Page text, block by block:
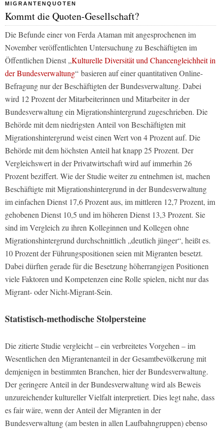
MIGRANTENQUOTEN
Kommt die Quoten-Gesellschaft?
Die Befunde einer von Ferda Ataman mit angesprochenen im
November veröffentlichten Untersuchung zu Beschäftigten im
Öffentlichen Dienst „Kulturelle Diversität und Chancengleichheit in
der Bundesverwaltung“ basieren auf einer quantitativen Online-
Befragung nur der Beschäftigten der Bundesverwaltung. Dabei
wird 12 Prozent der Mitarbeiterinnen und Mitarbeiter in der
Bundesverwaltung ein Migrationshintergrund zugeschrieben. Die
Behörde mit dem niedrigsten Anteil von Beschäftigten mit
Migrationshintergrund weist einen Wert von 4 Prozent auf. Die
Behörde mit dem höchsten Anteil hat knapp 25 Prozent. Der
Vergleichswert in der Privatwirtschaft wird auf immerhin 26
Prozent beziffert. Wie der Studie weiter zu entnehmen ist, machen
Beschäftigte mit Migrationshintergrund in der Bundesverwaltung
im einfachen Dienst 17,6 Prozent aus, im mittleren 12,7 Prozent, im
gehobenen Dienst 10,5 und im höheren Dienst 13,3 Prozent. Sie
sind im Vergleich zu ihren Kolleginnen und Kollegen ohne
Migrationshintergrund durchschnittlich „deutlich jünger“, heißt es.
10 Prozent der Führungspositionen seien mit Migranten besetzt.
Dabei dürften gerade für die Besetzung höherrangigen Positionen
viele Faktoren und Kompetenzen eine Rolle spielen, nicht nur das
Migrant- oder Nicht-Migrant-Sein.
Statistisch-methodische Stolpersteine
Die zitierte Studie vergleicht – ein verbreitetes Vorgehen – im
Wesentlichen den Migrantenanteil in der Gesamtbevölkerung mit
demjenigen in bestimmten Branchen, hier der Bundesverwaltung.
Der geringere Anteil in der Bundesverwaltung wird als Beweis
unzureichender kultureller Vielfalt interpretiert. Dies legt nahe, dass
es fair wäre, wenn der Anteil der Migranten in der
Bundesverwaltung (am besten in allen Laufbahngruppen) ebenso